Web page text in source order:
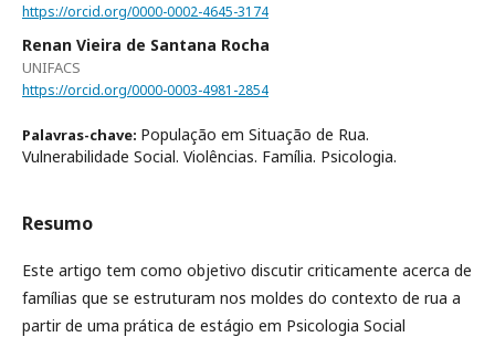
https://orcid.org/0000-0002-4645-3174
Renan Vieira de Santana Rocha
UNIFACS
https://orcid.org/0000-0003-4981-2854
Palavras-chave: População em Situação de Rua.
Vulnerabilidade Social. Violências. Família. Psicologia.
Resumo
Este artigo tem como objetivo discutir criticamente acerca de
famílias que se estruturam nos moldes do contexto de rua a
partir de uma prática de estágio em Psicologia Social